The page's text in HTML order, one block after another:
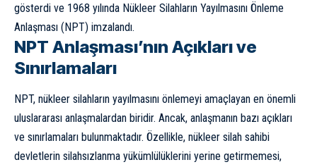
gösterdi ve 1968 yılında Nükleer Silahların Yayılmasını Önleme
Anlaşması (NPT) imzalandı.
NPT Anlaşması’nın Açıkları ve
Sınırlamaları
NPT, nükleer silahların yayılmasını önlemeyi amaçlayan en önemli
uluslararası anlaşmalardan biridir. Ancak, anlaşmanın bazı açıkları
ve sınırlamaları bulunmaktadır. Özellikle, nükleer silah sahibi
devletlerin silahsızlanma yükümlülüklerini yerine getirmemesi,